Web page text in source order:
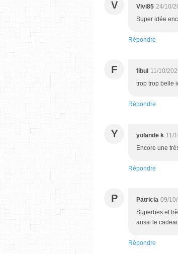
V Vivi85 24/10/
Super idée
Répondre
F fibul 11/10/
trop trop belle
Répondre
Y yolande k 11/
Encore une
Répondre
P Patricia 09/
Superbes et
aussi le
Répondre